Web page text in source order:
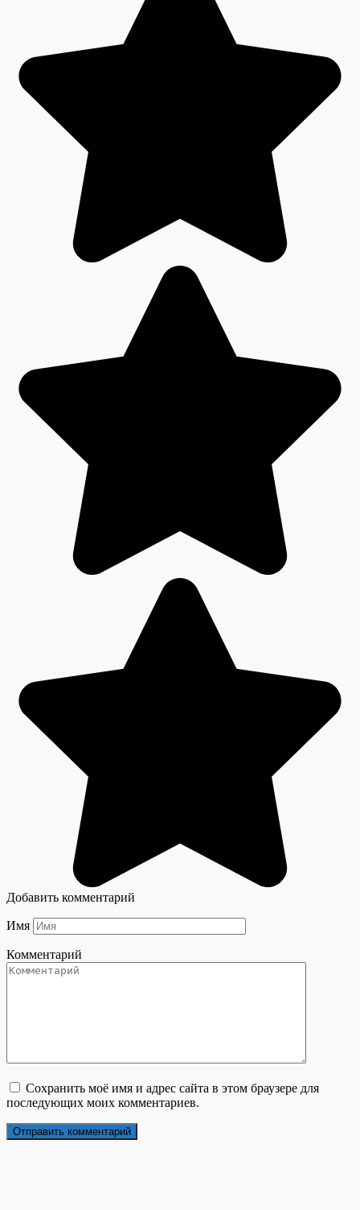
Добавить комментарий
Имя
Комментарий
Сохранить моё имя и адрес сайта в этом браузере для
последующих моих комментариев.